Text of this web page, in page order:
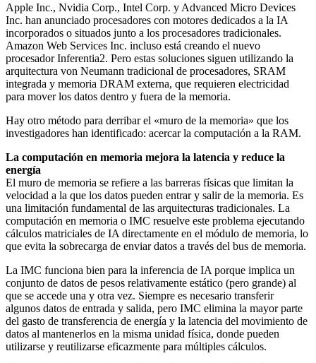
Apple Inc., Nvidia Corp., Intel Corp. y Advanced Micro Devices
Inc. han anunciado procesadores con motores dedicados a la IA
incorporados o situados junto a los procesadores tradicionales.
Amazon Web Services Inc. incluso está creando el nuevo
procesador Inferentia2. Pero estas soluciones siguen utilizando la
arquitectura von Neumann tradicional de procesadores, SRAM
integrada y memoria DRAM externa, que requieren electricidad
para mover los datos dentro y fuera de la memoria.
Hay otro método para derribar el «muro de la memoria» que los
investigadores han identificado: acercar la computación a la RAM.
La computación en memoria mejora la latencia y reduce la
energía
El muro de memoria se refiere a las barreras físicas que limitan la
velocidad a la que los datos pueden entrar y salir de la memoria. Es
una limitación fundamental de las arquitecturas tradicionales. La
computación en memoria o IMC resuelve este problema ejecutando
cálculos matriciales de IA directamente en el módulo de memoria, lo
que evita la sobrecarga de enviar datos a través del bus de memoria.
La IMC funciona bien para la inferencia de IA porque implica un
conjunto de datos de pesos relativamente estático (pero grande) al
que se accede una y otra vez. Siempre es necesario transferir
algunos datos de entrada y salida, pero IMC elimina la mayor parte
del gasto de transferencia de energía y la latencia del movimiento de
datos al mantenerlos en la misma unidad física, donde pueden
utilizarse y reutilizarse eficazmente para múltiples cálculos.